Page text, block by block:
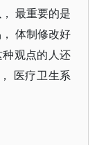
最重要的是
体制修改好
种观点的人还
医疗卫生系